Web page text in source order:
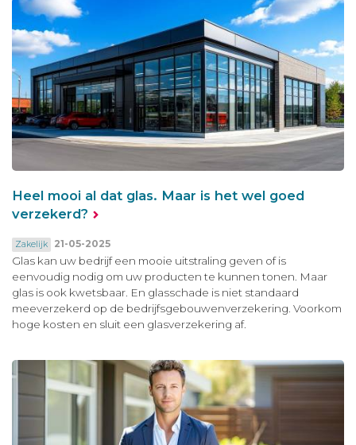
Heel mooi al dat glas. Maar is het wel goed
verzekerd?
Zakelijk 21-05-2025
Glas kan uw bedrijf een mooie uitstraling geven of is
eenvoudig nodig om uw producten te kunnen tonen. Maar
glas is ook kwetsbaar. En glasschade is niet standaard
meeverzekerd op de bedrijfsgebouwenverzekering. Voorkom
hoge kosten en sluit een glasverzekering af.